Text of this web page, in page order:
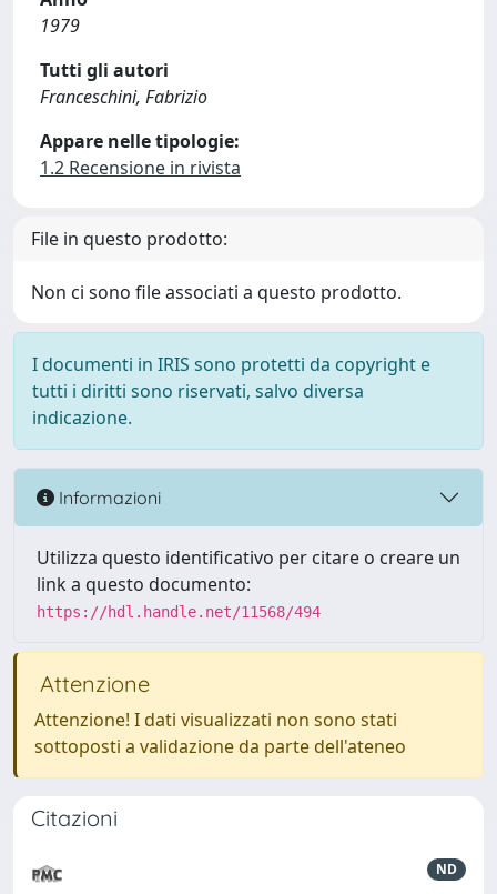
1979
Tutti gli autori
Franceschini, Fabrizio
Appare nelle tipologie:
1.2 Recensione in rivista
File in questo prodotto:
Non ci sono file associati a questo prodotto.
I documenti in IRIS sono protetti da copyright e
tutti i diritti sono riservati, salvo diversa
indicazione.
Informazioni
Utilizza questo identificativo per citare o creare un
link a questo documento:
https://hdl.handle.net/11568/494
Attenzione
Attenzione! I dati visualizzati non sono stati
sottoposti a validazione da parte dell'ateneo
Citazioni
ND